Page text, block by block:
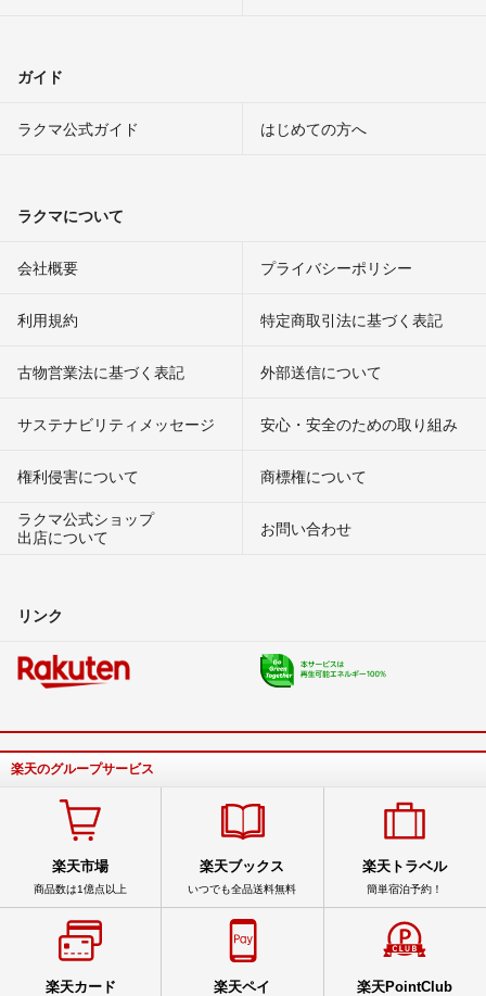
ガイド
ラクマ公式ガイド はじめての方へ
ラクマについて
会社概要 プライバシーポリシー
利用規約 特定商取引法に基づく表記
古物営業法に基づく表記 外部送信について
サステナビリティメッセージ 安心・安全のための取り組み
権利侵害について
商標権について
ラクマ公式ショップ
出店について
お問い合わせ
リンク
楽天のグループサービス
楽天市場
商品数は1億点以上
楽天ブックス
いつでも全品送料無料
楽天トラベル
簡単宿泊予約！
楽天カード 楽天ペイ 楽天PointClub